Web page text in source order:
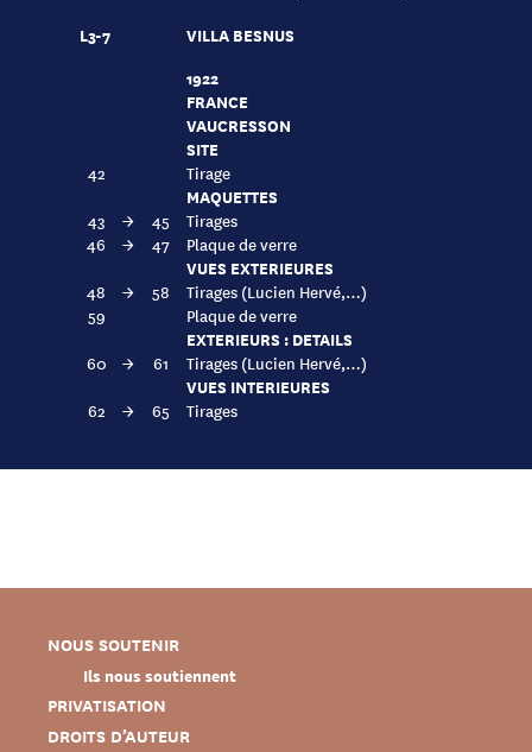
L3-7
VILLA BESNUS
1922
FRANCE
VAUCRESSON
SITE
42 Tirage
MAQUETTES
43 → 45
Tirages
46
→ 47 Plaque de verre
VUES EXTERIEURES
48 → 58
Tirages (Lucien Hervé,…)
59
Plaque de verre
EXTERIEURS : DETAILS
60 → 61 Tirages (Lucien Hervé,…)
VUES INTERIEURES
62 → 65 Tirages
NOUS SOUTENIR
Ils nous soutiennent
PRIVATISATION
DROITS D’AUTEUR